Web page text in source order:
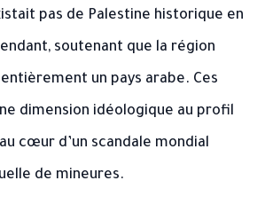
pas de Palestine historique en
soutenant que la région
un pays arabe. Ces
dimension idéologique au profil
cœur d’un scandale mondial
de mineures.